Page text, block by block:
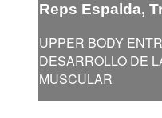
Reps Espalda,
UPPER BODY
DESARROLLO DE
MUSCULAR